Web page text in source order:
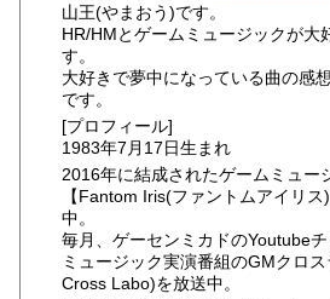
山王(やまおう)です。
HR/HMとゲームミュージックが大
す。
大好きで夢中になっている曲の感
です。
[プロフィール]
1983年7月17日生まれ
2016年に結成されたゲームミュー
【Fantom Iris(ファントムアイリ
中。
毎月、ゲーセンミカドのYoutube
ミュージック実演番組のGMクロ
Cross Labo)を放送中。